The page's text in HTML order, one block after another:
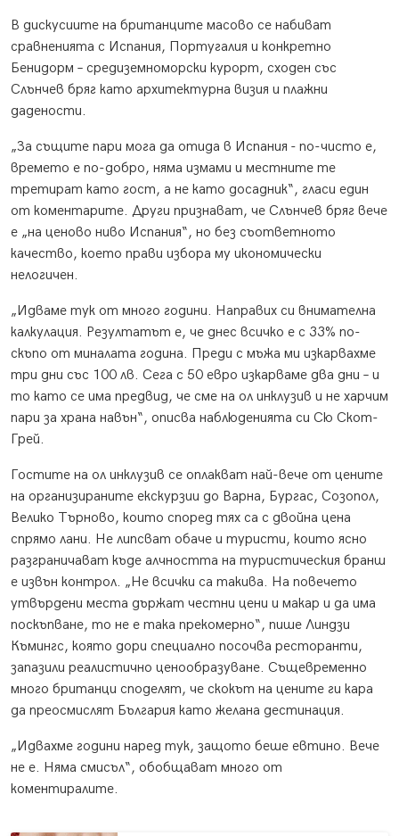
В дискусиите на британците масово се набиват
сравненията с Испания, Португалия и конкретно
Бенидорм – средиземноморски курорт, сходен със
Слънчев бряг като архитектурна визия и плажни
дадености.
„За същите пари мога да отида в Испания - по-чисто е,
времето е по-добро, няма измами и местните те
третират като гост, а не като досадник“, гласи един
от коментарите. Други признават, че Слънчев бряг вече
е „на ценово ниво Испания“, но без съответното
качество, което прави избора му икономически
нелогичен.
„Идваме тук от много години. Направих си внимателна
калкулация. Резултатът е, че днес всичко е с 33% по-
скъпо от миналата година. Преди с мъжа ми изкарвахме
три дни със 100 лв. Сега с 50 евро изкарваме два дни – и
то като се има предвид, че сме на ол инклузив и не харчим
пари за храна навън“, описва наблюденията си Сю Скот-
Грей.
Гостите на ол инклузив се оплакват най-вече от цените
на организираните екскурзии до Варна, Бургас, Созопол,
Велико Търново, които според тях са с двойна цена
спрямо лани. Не липсват обаче и туристи, които ясно
разграничават къде алчността на туристическия бранш
е извън контрол. „Не всички са такива. На повечето
утвърдени места държат честни цени и макар и да има
поскъпване, то не е така прекомерно“, пише Линдзи
Къмингс, която дори специално посочва ресторанти,
запазили реалистично ценообразуване. Същевременно
много британци споделят, че скокът на цените ги кара
да преосмислят България като желана дестинация.
„Идвахме години наред тук, защото беше евтино. Вече
не е. Няма смисъл“, обобщават много от
коментиралите.